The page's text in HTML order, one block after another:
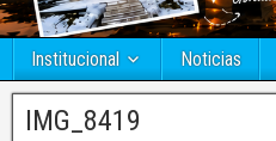
Institucional Noticias
IMG_8419